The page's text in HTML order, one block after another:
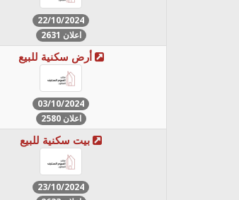
22/10/2024
اعلان 2631
أرض سكنية للبيع
03/10/2024
اعلان 2580
23/10/2024